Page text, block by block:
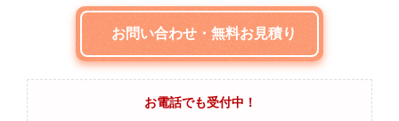
お問い合わせ・無料お見積り
お電話でも受付中！